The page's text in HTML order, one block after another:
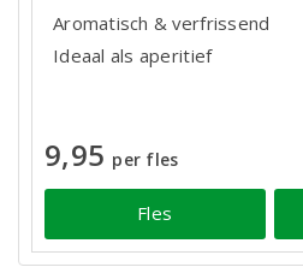
Aromatisch & verfrissend
Ideaal als aperitief
9,95 per fles
Fles